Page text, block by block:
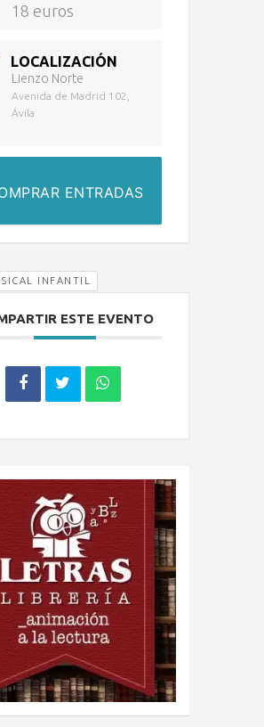
18 euros
LOCALIZACIÓN
Lienzo Norte
Avenida de Madrid 102,
Ávila
ENTRADAS
INFANTIL
ESTE EVENTO